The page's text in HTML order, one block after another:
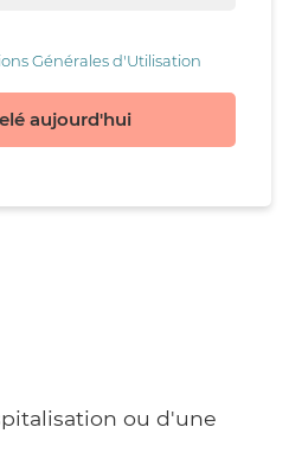
Générales d'Utilisation
aujourd'hui
ou d'une